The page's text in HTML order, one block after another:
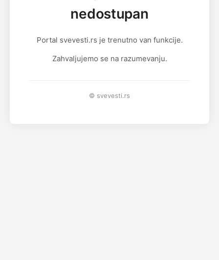
nedostupan
Portal svevesti.rs je trenutno van funkcije.
Zahvaljujemo se na razumevanju.
© svevesti.rs